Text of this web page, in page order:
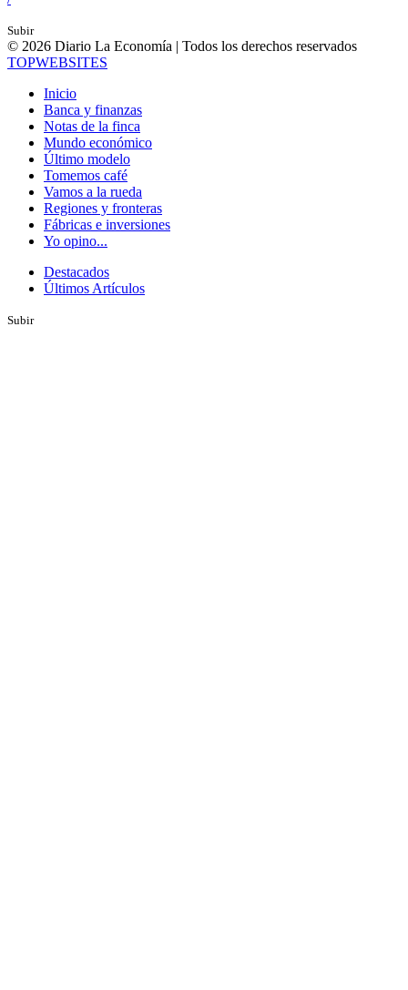
Subir
© 2026 Diario La Economía | Todos los derechos reservados
TOPWEBSITES
Inicio
Banca y finanzas
Notas de la finca
Mundo económico
Último modelo
Tomemos café
Vamos a la rueda
Regiones y fronteras
Fábricas e inversiones
Yo opino...
Destacados
Últimos Artículos
Subir